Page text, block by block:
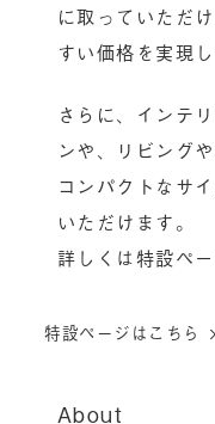
に取っていただ
すい価格を実現し
さらに、インテ
ンや、リビング
コンパクトなサ
いただけます。
詳しくは特設ペ
特設ページはこちら
About